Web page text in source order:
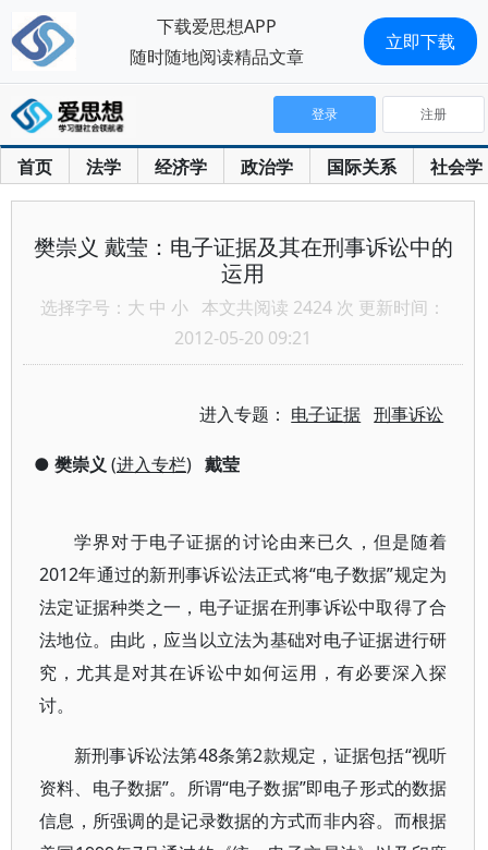
首页 法学 经济学 政治学 国际关系 社会学
登录 注册
樊崇义 戴莹：电子证据及其在刑事诉讼中的
运用
选择字号： 大 中 小 本文共阅读 2424 次 更新时间：
2012-05-20 09:21
进入专题： 电子证据 刑事诉讼
● 樊崇义 (进入专栏) 戴莹
学界对于电子证据的讨论由来已久，但是随着
2012年通过的新刑事诉讼法正式将“电子数据”规定为
法定证据种类之一，电子证据在刑事诉讼中取得了合
法地位。由此，应当以立法为基础对电子证据进行研
究，尤其是对其在诉讼中如何运用，有必要深入探
讨。
新刑事诉讼法第48条第2款规定，证据包括“视听
资料、电子数据”。所谓“电子数据”即电子形式的数据
信息，所强调的是记录数据的方式而非内容。而根据
下载爱思想APP
随时随地阅读精品文章
立即下载